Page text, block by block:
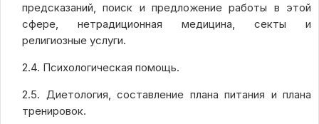
предсказаний, поиск и предложение работы в этой
сфере, нетрадиционная медицина, секты и
религиозные услуги.
2.4. Психологическая помощь.
2.5. Диетология, составление плана питания и плана
тренировок.